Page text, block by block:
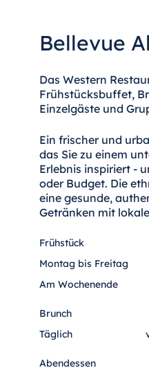
Bellevue
Das Western
Frühstücksbuffet,
Einzelgäste und
Ein frischer und
das Sie zu einem
Erlebnis inspiriert -
oder Budget. Die
eine gesunde,
Getränken mit
Frühstück
Montag bis Freitag
Am Wochenende
Brunch
Täglich
Abendessen